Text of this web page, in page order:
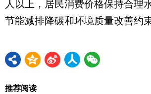
人以上，居民消费价格保持合理
节能减排降碳和环境质量改善约
推荐阅读